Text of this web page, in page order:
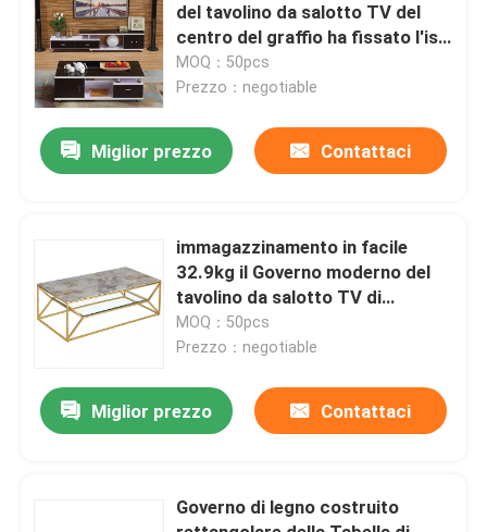
del tavolino da salotto TV del
centro del graffio ha fissato l'iso
9001 approvato
MOQ：50pcs
Prezzo：negotiable
Miglior prezzo Contattaci
immagazzinamento in facile
32.9kg il Governo moderno del
tavolino da salotto TV di
120*60*40cm
MOQ：50pcs
Prezzo：negotiable
Miglior prezzo Contattaci
Governo di legno costruito